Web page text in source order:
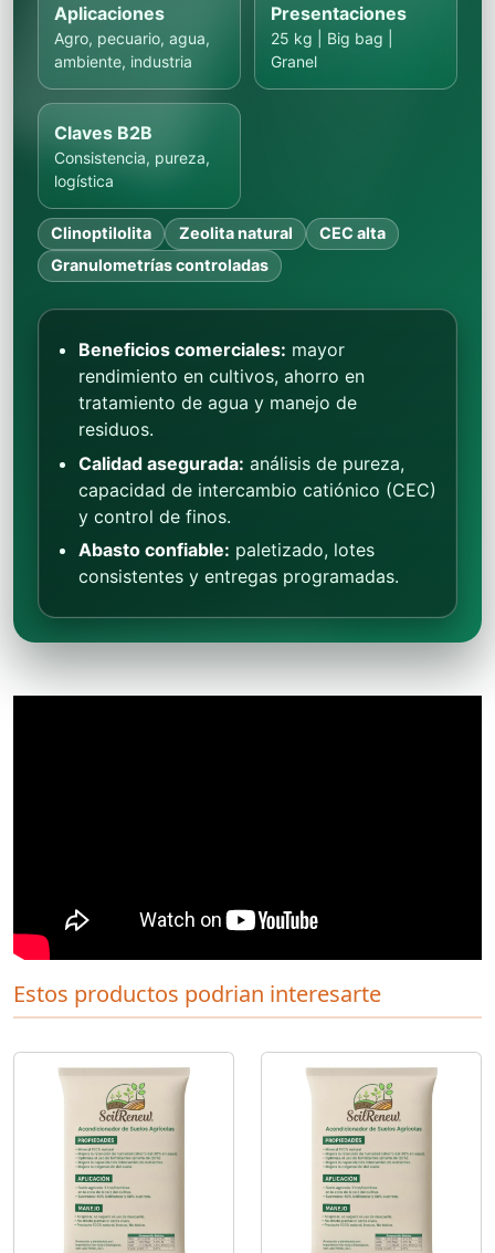
Aplicaciones
Agro, pecuario, agua,
ambiente, industria
Presentaciones
25 kg | Big bag |
Granel
Claves B2B
Consistencia, pureza,
logística
Clinoptilolita Zeolita natural
CEC alta
Granulometrías controladas
Beneficios comerciales: mayor
rendimiento en cultivos, ahorro en
tratamiento de agua y manejo de
residuos.
Calidad asegurada: análisis de pureza,
capacidad de intercambio catiónico (CEC)
y control de finos.
Abasto confiable: paletizado, lotes
consistentes y entregas programadas.
Estos productos podrian interesarte